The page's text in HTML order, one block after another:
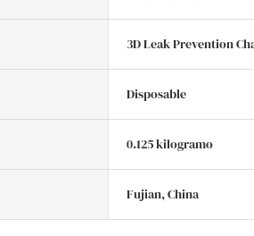
3D Leak Prevention
Disposable
0.125 kilogramo
Fujian, China